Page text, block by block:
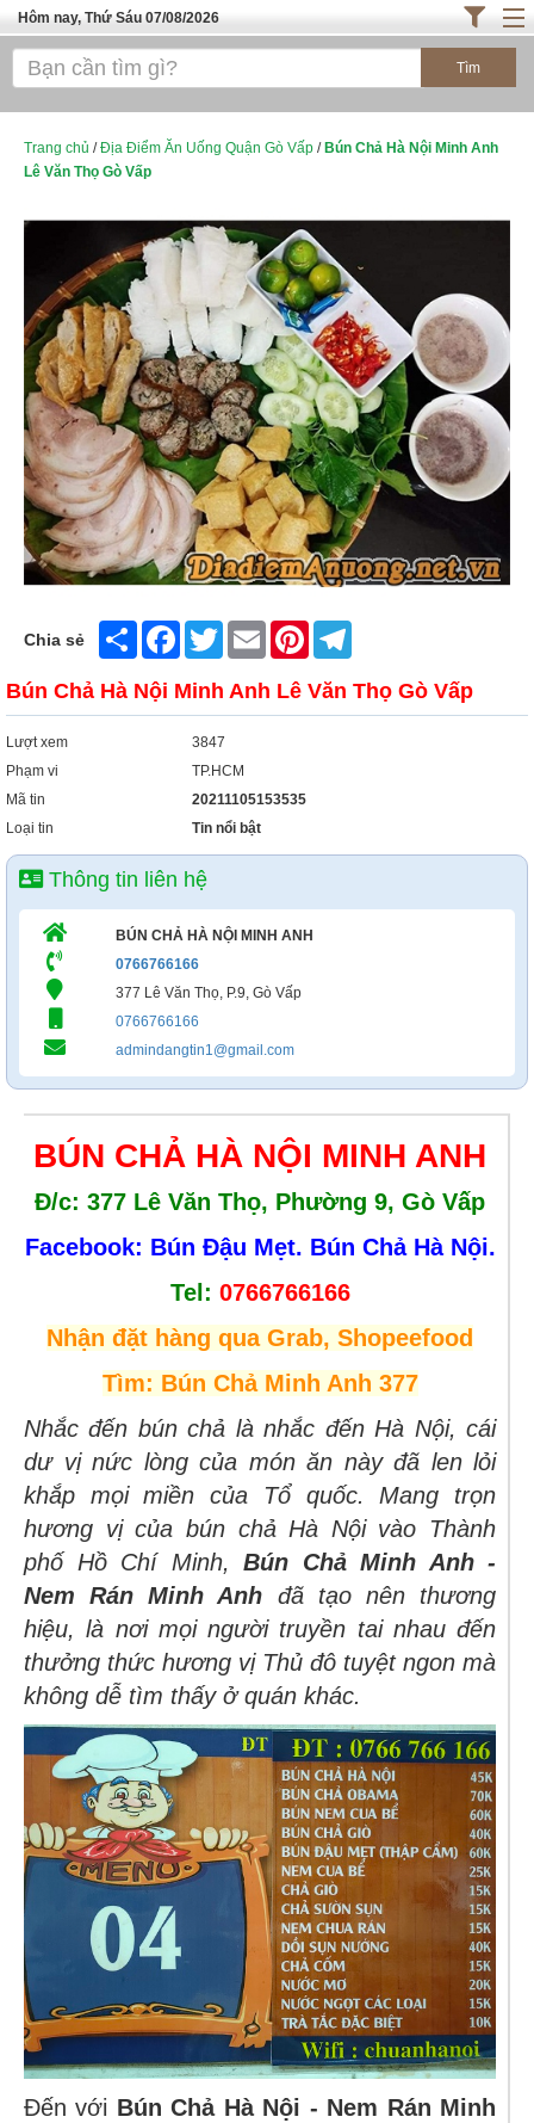
Hôm nay, Thứ Sáu 07/08/2026
Trang chủ
Cafe - Kem- Trà Sữa
Thực Phẩm Nông Hải Sản
ĐỊA ĐIỂM ĂN UỐNG HÀ NỘI
TOP QUÁN ĂN
Trang chủ /Địa Điểm Ăn Uống Quận Gò Vấp / Bún Chả Hà Nội Minh Anh
Lê Văn Thọ Gò Vấp
Chia sẻ Share FacebookTwitter Email Pinterest
Bún Chả Hà Nội Minh Anh Lê Văn Thọ Gò Vấp
Lượt xem
3847
Phạm vi
TP.HCM
Mã tin
20211105153535
Loại tin
Tin nổi bật
Thông tin liên hệ
BÚN CHẢ HÀ NỘI MINH ANH
0766766166
377 Lê Văn Thọ, P.9, Gò Vấp
0766766166
admindangtin1@gmail.com
BÚN CHẢ HÀ NỘI MINH ANH
Đ/c: 377 Lê Văn Thọ, Phường 9, Gò Vấp
Facebook: Bún Đậu Mẹt. Bún Chả Hà Nội.
Tel: 0766766166
Nhận đặt hàng qua Grab, Shopeefood
Tìm: Bún Chả Minh Anh 377
Nhắc đến bún chả là nhắc đến Hà Nội, cái
dư vị nức lòng của món ăn này đã len lỏi
khắp mọi miền của Tổ quốc. Mang trọn
hương vị của bún chả Hà Nội vào Thành
phố Hồ Chí Minh, Bún Chả Minh Anh -
Nem Rán Minh Anh đã tạo nên thương
hiệu, là nơi mọi người truyền tai nhau đến
thưởng thức hương vị Thủ đô tuyệt ngon mà
không dễ tìm thấy ở quán khác.
Đến với Bún Chả Hà Nội - Nem Rán Minh